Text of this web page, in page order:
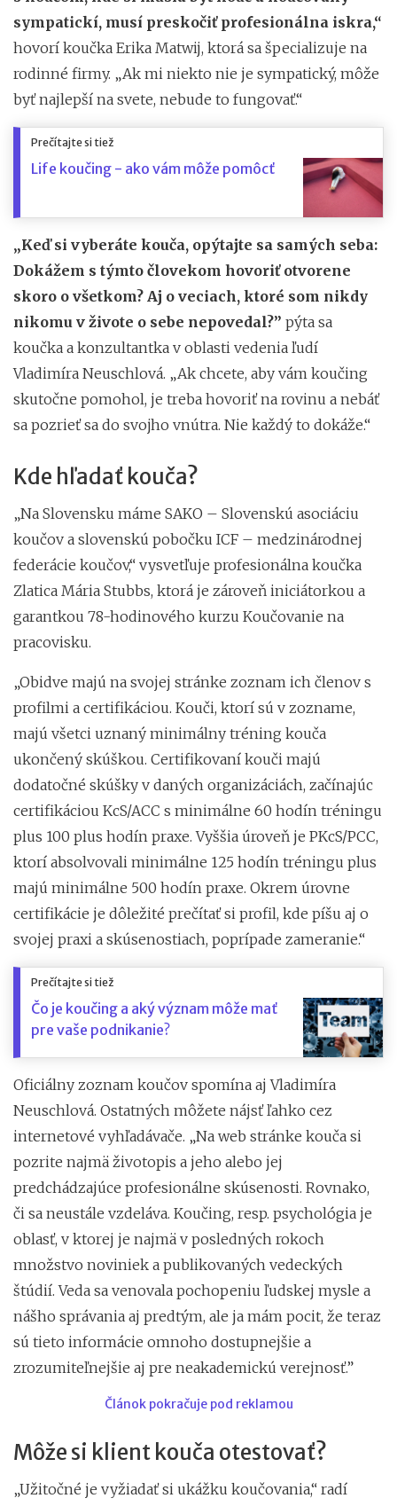
sympatickí, musí preskočiť profesionálna iskra,“
hovorí koučka Erika Matwij, ktorá sa špecializuje na
rodinné firmy. „Ak mi niekto nie je sympatický, môže
byť najlepší na svete, nebude to fungovať.“
Prečítajte si tiež
Life koučing - ako vám môže pomôcť
„Keď si vyberáte kouča, opýtajte sa samých seba:
Dokážem s týmto človekom hovoriť otvorene
skoro o všetkom? Aj o veciach, ktoré som nikdy
nikomu v živote o sebe nepovedal?” pýta sa
koučka a konzultantka v oblasti vedenia ľudí
Vladimíra Neuschlová. „Ak chcete, aby vám koučing
skutočne pomohol, je treba hovoriť na rovinu a nebáť
sa pozrieť sa do svojho vnútra. Nie každý to dokáže.“
Kde hľadať kouča?
„Na Slovensku máme SAKO – Slovenskú asociáciu
koučov a slovenskú pobočku ICF – medzinárodnej
federácie koučov,“ vysvetľuje profesionálna koučka
Zlatica Mária Stubbs, ktorá je zároveň iniciátorkou a
garantkou 78-hodinového kurzu Koučovanie na
pracovisku.
„Obidve majú na svojej stránke zoznam ich členov s
profilmi a certifikáciou. Kouči, ktorí sú v zozname,
majú všetci uznaný minimálny tréning kouča
ukončený skúškou. Certifikovaní kouči majú
dodatočné skúšky v daných organizáciách, začínajúc
certifikáciou KcS/ACC s minimálne 60 hodín tréningu
plus 100 plus hodín praxe. Vyššia úroveň je PKcS/PCC,
ktorí absolvovali minimálne 125 hodín tréningu plus
majú minimálne 500 hodín praxe. Okrem úrovne
certifikácie je dôležité prečítať si profil, kde píšu aj o
svojej praxi a skúsenostiach, poprípade zameranie.“
Prečítajte si tiež
Čo je koučing a aký význam môže mať
pre vaše podnikanie?
Oficiálny zoznam koučov spomína aj Vladimíra
Neuschlová. Ostatných môžete nájsť ľahko cez
internetové vyhľadávače. „Na web stránke kouča si
pozrite najmä životopis a jeho alebo jej
predchádzajúce profesionálne skúsenosti. Rovnako,
či sa neustále vzdeláva. Koučing, resp. psychológia je
oblasť, v ktorej je najmä v posledných rokoch
množstvo noviniek a publikovaných vedeckých
štúdií. Veda sa venovala pochopeniu ľudskej mysle a
nášho správania aj predtým, ale ja mám pocit, že teraz
sú tieto informácie omnoho dostupnejšie a
zrozumiteľnejšie aj pre neakademickú verejnosť.”
Článok pokračuje pod reklamou
Môže si klient kouča otestovať?
„Užitočné je vyžiadať si ukážku koučovania,“ radí